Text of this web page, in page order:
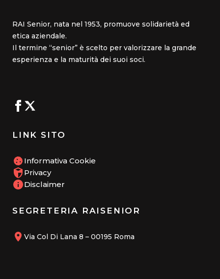
RAI Senior, nata nel 1953, promuove solidarietà ed
etica aziendale.
Il termine “senior” è scelto per valorizzare la grande
esperienza e la maturità dei suoi soci.
LINK SITO
Informativa Cookie
Privacy
Disclaimer
SEGRETERIA RAISENIOR
Via Col Di Lana 8 – 00195 Roma